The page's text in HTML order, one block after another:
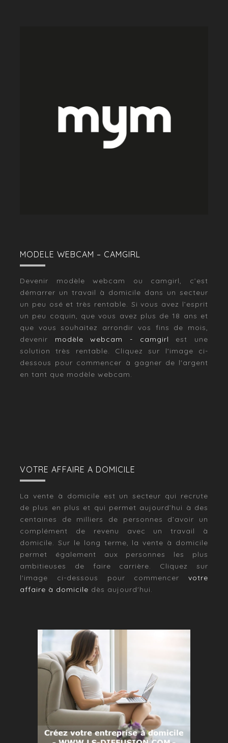
MODELE WEBCAM – CAMGIRL
Devenir modèle webcam ou camgirl, c’est
démarrer un travail à domicile dans un secteur
un peu osé et très rentable. Si vous avez l’esprit
un peu coquin, que vous avez plus de 18 ans et
que vous souhaitez arrondir vos fins de mois,
devenir modèle webcam - camgirl est une
solution très rentable. Cliquez sur l'image ci-
dessous pour commencer à gagner de l'argent
en tant que modèle webcam.
VOTRE AFFAIRE A DOMICILE
La vente à domicile est un secteur qui recrute
de plus en plus et qui permet aujourd’hui à des
centaines de milliers de personnes d’avoir un
complément de revenu avec un travail à
domicile. Sur le long terme, la vente à domicile
permet également aux personnes les plus
ambitieuses de faire carrière. Cliquez sur
l'image ci-dessous pour commencer votre
affaire à domicile dès aujourd'hui.